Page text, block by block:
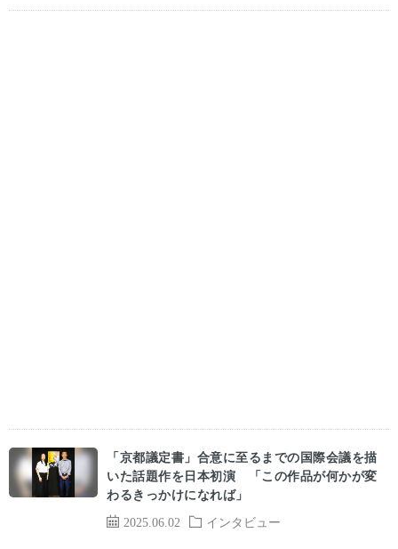
2025.06.02 インタビュー
「京都議定書」合意に至るまでの国際会議を描
いた話題作を日本初演 「この作品が何かが変
わるきっかけになれば」